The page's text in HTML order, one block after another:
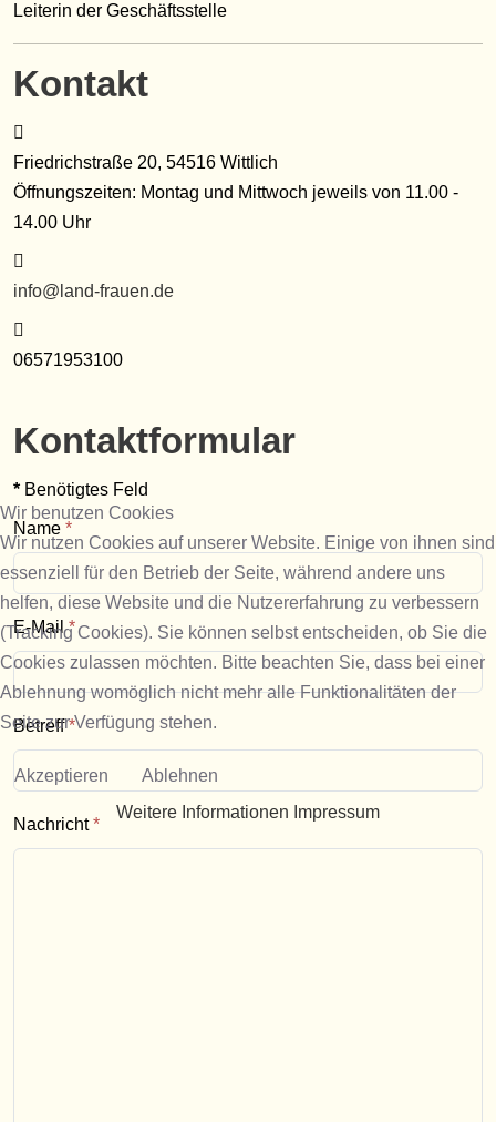
Leiterin der Geschäftsstelle
Kontakt
Friedrichstraße 20, 54516 Wittlich
Öffnungszeiten: Montag und Mittwoch jeweils von 11.00 -
14.00 Uhr
info@land-frauen.de
06571953100
Kontaktformular
* Benötigtes Feld
Name *
E-Mail*
Betreff*
Nachricht*
Wir benutzen Cookies
Wir nutzen Cookies auf unserer Website. Einige von ihnen sind
essenziell für den Betrieb der Seite, während andere uns
helfen, diese Website und die Nutzererfahrung zu verbessern
(Tracking Cookies). Sie können selbst entscheiden, ob Sie die
Cookies zulassen möchten. Bitte beachten Sie, dass bei einer
Ablehnung womöglich nicht mehr alle Funktionalitäten der
Seite zur Verfügung stehen.
Akzeptieren
Ablehnen
Weitere Informationen Impressum